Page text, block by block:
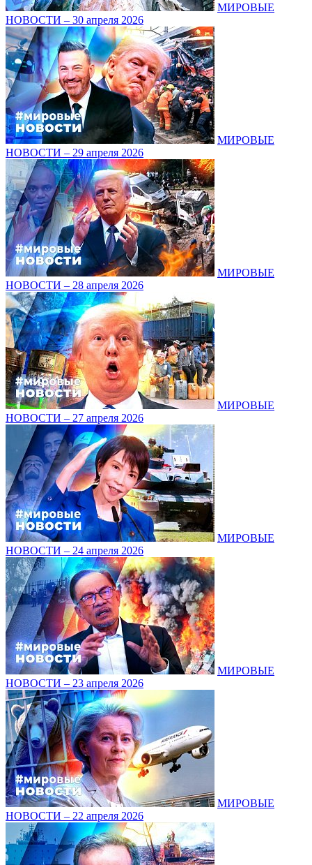
МИРОВЫЕ
НОВОСТИ – 30 апреля 2026
МИРОВЫЕ
НОВОСТИ – 29 апреля 2026
МИРОВЫЕ
НОВОСТИ – 28 апреля 2026
МИРОВЫЕ
НОВОСТИ – 27 апреля 2026
МИРОВЫЕ
НОВОСТИ – 24 апреля 2026
МИРОВЫЕ
НОВОСТИ – 23 апреля 2026
МИРОВЫЕ
НОВОСТИ – 22 апреля 2026